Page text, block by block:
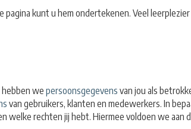
pagina kunt u hem ondertekenen. Veel
we persoonsgegevens van jou als
van gebruikers, klanten en medewerkers. In
welke rechten jij hebt. Hiermee voldoen we aan